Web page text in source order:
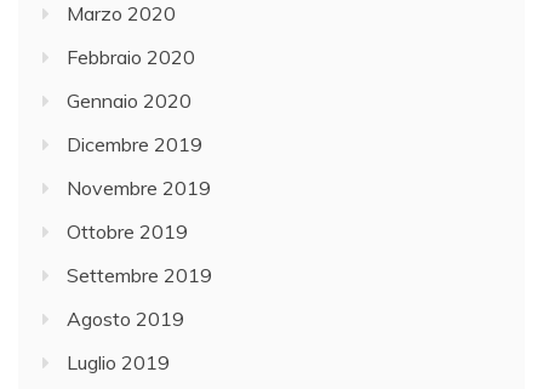
Marzo 2020
Febbraio 2020
Gennaio 2020
Dicembre 2019
Novembre 2019
Ottobre 2019
Settembre 2019
Agosto 2019
Luglio 2019